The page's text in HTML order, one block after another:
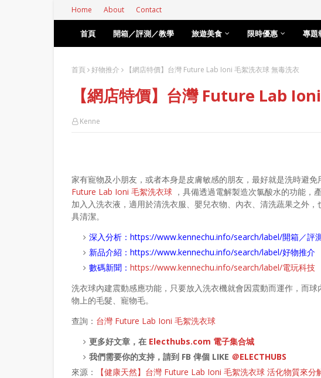
Home About Contact
首頁 開箱／評測／教學 旅遊美食 限時優惠 專題
首頁 好物推介 【網店特價】台灣 Future Lab Ioni 毛絮洗衣球 無毒洗衣
【網店特價】台灣 Future Lab
Kenne
家有寵物及小朋友，或者本身是皮膚敏感的朋友，最好就是洗時避
Future Lab Ioni 毛絮洗衣球 ，具備透過電解製造次氯酸水的功能，
加入入洗衣液，適用於清洗衣服、嬰兒衣物、內衣、清洗蔬果之外
具清潔。
深入分析： https://www.kennechu.info/search/label/開箱／評
新品介紹： https://www.kennechu.info/search/label/好物推介
數碼新聞： https://www.kennechu.info/search/label/電玩科技
洗衣球內建震動感應功能，只要放入洗衣機就會因震動而運作，而
物上的毛髮、寵物毛。
查詢： 台灣 Future Lab Ioni 毛絮洗衣球
更多好文章，在 Electhubs.com 電子集合城
我們需要你的支持，請到 FB 俾個 LIKE ＠ELECTHUBS
來源：
【健康天然】台灣 Future Lab Ioni 毛絮洗衣球 活化物質來分